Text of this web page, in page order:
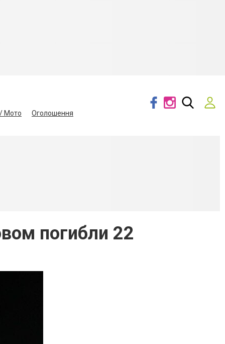
Мото Оголошення
погибли 22